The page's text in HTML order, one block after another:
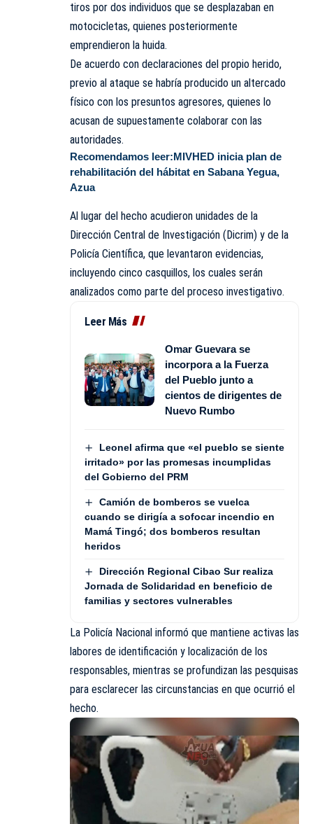
tiros por dos individuos que se desplazaban en
motocicletas, quienes posteriormente
emprendieron la huida.
De acuerdo con declaraciones del propio herido,
previo al ataque se habría producido un altercado
físico con los presuntos agresores, quienes lo
acusan de supuestamente colaborar con las
autoridades.
Recomendamos leer:MIVHED inicia plan de
rehabilitación del hábitat en Sabana Yegua,
Azua
Al lugar del hecho acudieron unidades de la
Dirección Central de Investigación (Dicrim) y de la
Policía Científica, que levantaron evidencias,
incluyendo cinco casquillos, los cuales serán
analizados como parte del proceso investigativo.
Leer Más
Omar Guevara se
incorpora a la Fuerza
del Pueblo junto a
cientos de dirigentes de
Nuevo Rumbo
Leonel afirma que «el pueblo se siente
irritado» por las promesas incumplidas
del Gobierno del PRM
Camión de bomberos se vuelca
cuando se dirigía a sofocar incendio en
Mamá Tingó; dos bomberos resultan
heridos
Dirección Regional Cibao Sur realiza
Jornada de Solidaridad en beneficio de
familias y sectores vulnerables
La Policía Nacional informó que mantiene activas las
labores de identificación y localización de los
responsables, mientras se profundizan las pesquisas
para esclarecer las circunstancias en que ocurrió el
hecho.